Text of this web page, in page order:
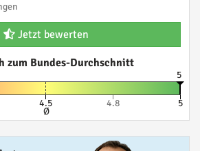
Jetzt bewerten
zum Bundes-Durchschnitt
5
4.5
Ø
4.8 5